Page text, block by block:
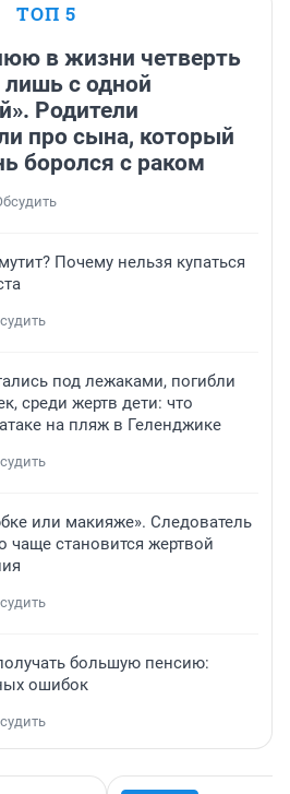
ТОП 5
в жизни четверть
лишь с одной
Родители
про сына, который
боролся с раком
Почему нельзя купаться
под лежаками, погибли
среди жертв дети: что
на пляж в Геленджике
или макияже». Следователь
чаще становится жертвой
большую пенсию:
ошибок